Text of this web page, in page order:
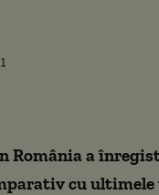
România a
cu